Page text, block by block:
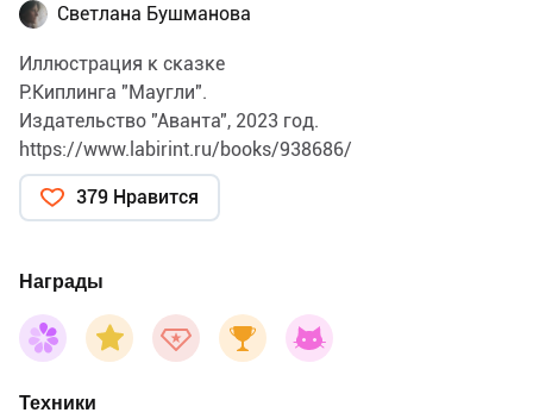
Светлана Бушманова
Иллюстрация к сказке
Р.Киплинга "Маугли".
Издательство "Аванта", 2023 год.
https://www.labirint.ru/books/938686/
379 Нравится
Награды
Техники